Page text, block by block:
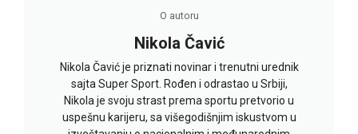
O autoru
Nikola Čavić
Nikola Čavić je priznati novinar i trenutni urednik
sajta Super Sport. Rođen i odrastao u Srbiji,
Nikola je svoju strast prema sportu pretvorio u
uspešnu karijeru, sa višegodišnjim iskustvom u